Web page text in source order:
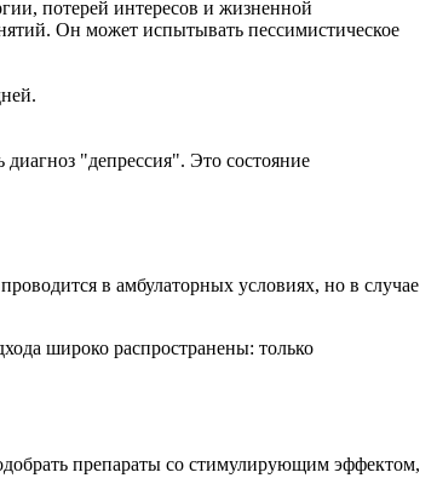
потерей интересов и жизненной
Он может испытывать пессимистическое
"депрессия". Это состояние
в амбулаторных условиях, но в случае
широко распространены: только
препараты со стимулирующим эффектом,